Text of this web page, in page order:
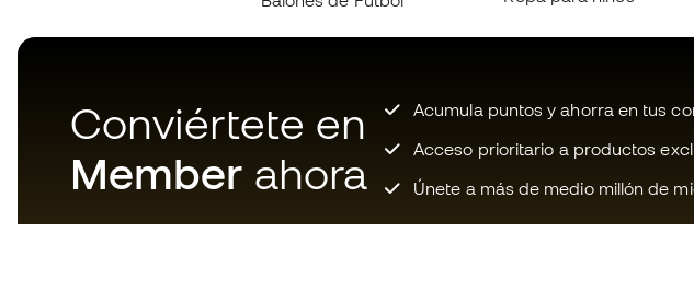
Conviértete en
Member ahora
Acumula puntos y ahorra en tus
Acceso prioritario a productos
Únete a más de medio millón de